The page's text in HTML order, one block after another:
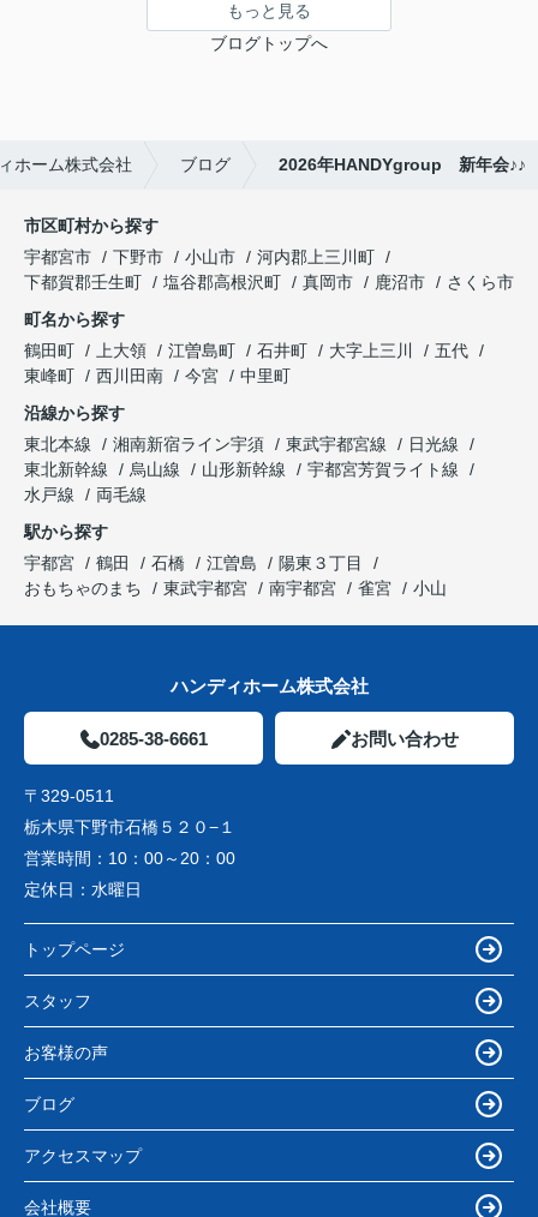
もっと見る
ブログトップへ
ホーム株式会社 ブログ 2026年HANDYgroup 新年会♪♪
市区町村から探す
宇都宮市
下野市 小山市
河内郡上三川町
下都賀郡壬生町
塩谷郡高根沢町 真岡市 鹿沼市
さくら市
町名から探す
鶴田町
上大領 江曽島町 石井町 大字上三川
五代
東峰町
西川田南 今宮
中里町
沿線から探す
東北本線
湘南新宿ライン宇須 東武宇都宮線
日光線
東北新幹線
烏山線 山形新幹線
宇都宮芳賀ライト線
水戸線
両毛線
駅から探す
宇都宮
鶴田 石橋 江曽島
陽東３丁目
おもちゃのまち
東武宇都宮 南宇都宮 雀宮 小山
ハンディホーム株式会社
0285-38-6661 お問い合わせ
〒329-0511
栃木県下野市石橋５２０−１
営業時間： 10：00～20：00
定休日： 水曜日
トップページ
スタッフ
お客様の声
ブログ
アクセスマップ
会社概要